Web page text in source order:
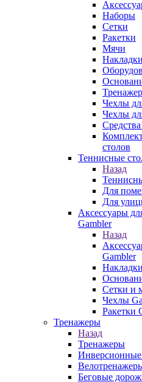
Наборы
Сетки
Ракетки
Мячи
Накладки
Чехлы
Чехлы
столов
Теннисные
Назад
Для
Для
Аксессуары
Gambler
Назад
Gambler
Сетки и
Чехлы
Ракетки
Тренажеры
Назад
Тренажеры
Беговые